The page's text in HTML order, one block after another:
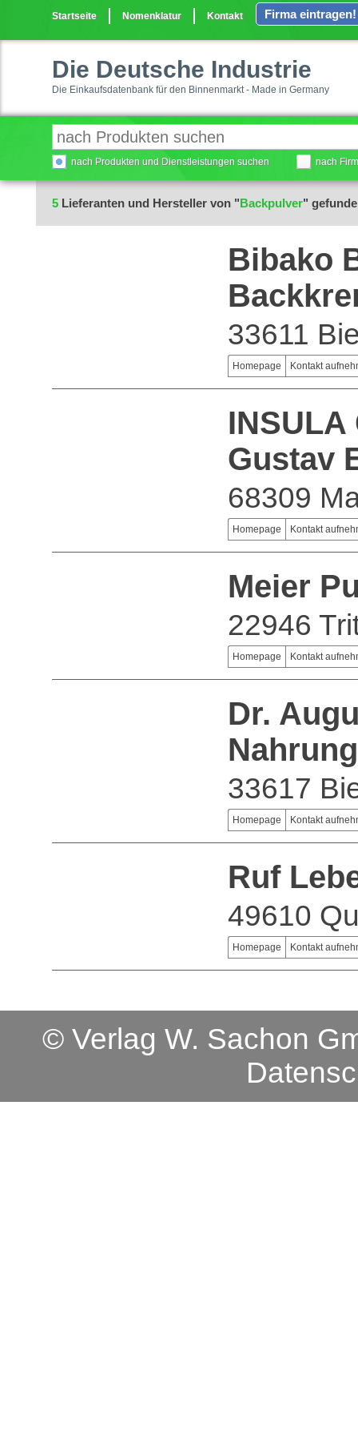
Startseite Nomenklatur Kontakt Firma eintragen!
Die Deutsche Industrie
Die Einkaufsdatenbank für den Binnenmarkt - Made in Germany
nach Produkten und Dienstleistungen suchen nach
5 Lieferanten und Hersteller von "Backpulver"
Bibako
33611
Homepage Kontakt
Gustav
68309
Homepage Kontakt
Meier
22946
Homepage Kontakt
Dr.
33617
Homepage Kontakt
Ruf
49610
Homepage Kontakt
© Verlag W. Sachon